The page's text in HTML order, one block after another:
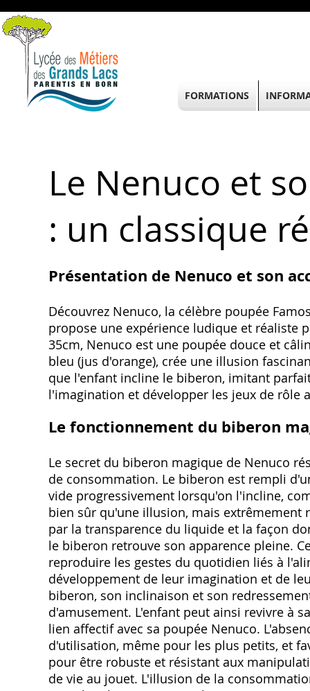
Le Nenuco et
: un classique
Présentation de Nenuco et son
Découvrez Nenuco, la célèbre poupée
propose une expérience ludique et réaliste
35cm, Nenuco est une poupée douce et
bleu (jus d'orange), crée une illusion
que l'enfant incline le biberon, imitant
l'imagination et développer les jeux de rôle
Le fonctionnement du biberon
Le secret du biberon magique de Nenuco
de consommation. Le biberon est rempli
vide progressivement lorsqu'on l'incline,
bien sûr qu'une illusion, mais extrêmement
par la transparence du liquide et la façon
le biberon retrouve son apparence pleine.
reproduire les gestes du quotidien liés à
développement de leur imagination et de
biberon, son inclinaison et son
d'amusement. L'enfant peut ainsi revivre à
lien affectif avec sa poupée Nenuco.
d'utilisation, même pour les plus petits, et
pour être robuste et résistant aux
de vie au jouet. L'illusion de la
FORMATIONS